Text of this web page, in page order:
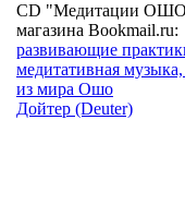
CD "Медитации ОШО.
магазина Bookmail.ru:
развивающие
медитативная музыка,
из мира Ошо
Дойтер (Deuter)